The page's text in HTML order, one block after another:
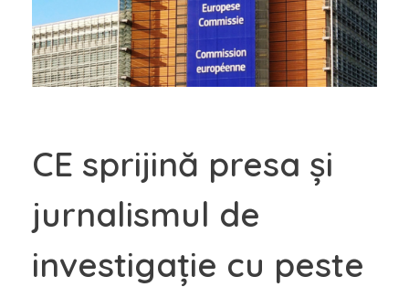
CE sprijină presa și
jurnalismul de
investigație cu peste